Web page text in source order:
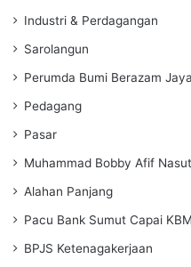
Industri & Perdagangan
Sarolangun
Perumda Bumi Berazam
Pedagang
Pasar
Muhammad Bobby Afif
Alahan Panjang
Pacu Bank Sumut Capai
BPJS Ketenagakerjaan